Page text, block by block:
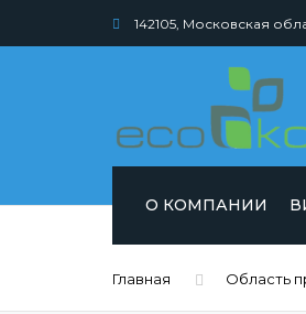
142105, Московская
О КОМПАНИИ
ПРОИЗВОДСТВО
Главная Область